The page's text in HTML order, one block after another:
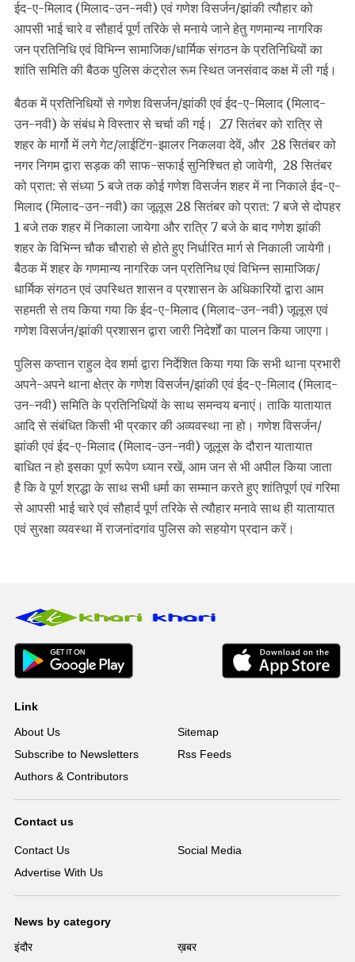
ईद-ए-मिलाद (मिलाद-उन-नवी) एवं गणेश विसर्जन/झांकी त्यौहार को
आपसी भाई चारे व सौहार्द पूर्ण तरिके से मनाये जाने हेतु गणमान्य नागरिक
जन प्रतिनिधि एवं विभिन्न सामाजिक/धार्मिक संगठन के प्रतिनिधियों का
शांति समिति की बैठक पुलिस कंट्रोल रूम स्थित जनसंवाद कक्ष में ली गई।
बैठक में प्रतिनिधियों से गणेश विसर्जन/झांकी एवं ईद-ए-मिलाद (मिलाद-
उन-नवी) के संबंध मे विस्तार से चर्चा की गई। 27 सितंबर को रात्रि से
शहर के मार्गो में लगे गेट/लाईटिंग-झालर निकलवा देवें, और 28 सितंबर को
नगर निगम द्वारा सड़क की साफ-सफाई सुनिश्चित हो जावेगी, 28 सितंबर
को प्रात: से संध्या 5 बजे तक कोई गणेश विसर्जन शहर में ना निकाले ईद-ए-
मिलाद (मिलाद-उन-नवी) का जूलूस 28 सितंबर को प्रात: 7 बजे से दोपहर
1 बजे तक शहर में निकाला जायेगा और रात्रि 7 बजे के बाद गणेश झांकी
शहर के विभिन्न चौक चौराहो से होते हुए निर्धारित मार्ग से निकाली जायेगी।
बैठक में शहर के गणमान्य नागरिक जन प्रतिनिध एवं विभिन्न सामाजिक/
धार्मिक संगठन एवं उपस्थित शासन व प्रशासन के अधिकारियों द्वारा आम
सहमती से तय किया गया कि ईद-ए-मिलाद (मिलाद-उन-नवी) जूलूस एवं
गणेश विसर्जन/झांकी प्रशासन द्वारा जारी निदेर्शों का पालन किया जाएगा।
पुलिस कप्तान राहुल देव शर्मा द्वारा निर्देशित किया गया कि सभी थाना प्रभारी
अपने-अपने थाना क्षेत्र के गणेश विसर्जन/झांकी एवं ईद-ए-मिलाद (मिलाद-
उन-नवी) समिति के प्रतिनिधियों के साथ समन्वय बनाएं। ताकि यातायात
आदि से संबंधित किसी भी प्रकार की अव्यवस्था ना हो। गणेश विसर्जन/
झांकी एवं ईद-ए-मिलाद (मिलाद-उन-नवी) जूलूस के दौरान यातायात
बाधित न हो इसका पूर्ण रूपेण ध्यान रखें, आम जन से भी अपील किया जाता
है कि वे पूर्ण श्रद्धा के साथ सभी धर्मा का सम्मान करते हुए शांतिपूर्ण एवं गरिमा
से आपसी भाई चारे एवं सौहार्द पूर्ण तरिके से त्यौहार मनावे साथ ही यातायात
एवं सुरक्षा व्यवस्था में राजनांदगांव पुलिस को सहयोग प्रदान करें।
Link
About Us
Sitemap
Subscribe to Newsletters
Rss Feeds
Authors & Contributors
Contact us
Contact Us
Social Media
Advertise With Us
News by category
इंदौर
ख़बर